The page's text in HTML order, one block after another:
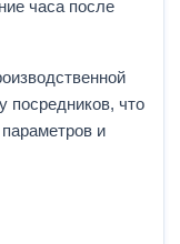
часа после
посредников, что
и